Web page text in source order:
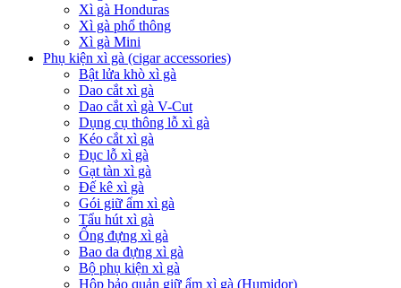
Xì gà Honduras
Xì gà phổ thông
Xì gà Mini
Phụ kiện xì gà (cigar accessories)
Bật lửa khò xì gà
Dao cắt xì gà
Dao cắt xì gà V-Cut
Dụng cụ thông lỗ xì gà
Kéo cắt xì gà
Đục lỗ xì gà
Gạt tàn xì gà
Đế kê xì gà
Gói giữ ẩm xì gà
Tẩu hút xì gà
Ống đựng xì gà
Bao da đựng xì gà
Bộ phụ kiện xì gà
Hộp bảo quản giữ ẩm xì gà (Humidor)